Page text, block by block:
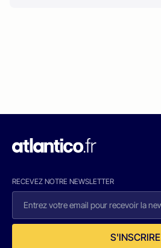
RECEVEZ NOTRE NEWSLETTER
S'INSCRIRE